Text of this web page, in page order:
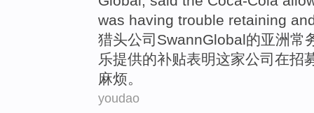
was having trouble retaining
猎头公司SwannGlobal的亚洲常
乐提供的补贴表明这家公司 在招
麻烦。
youdao